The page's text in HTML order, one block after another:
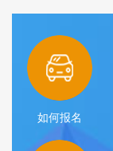
如何报名